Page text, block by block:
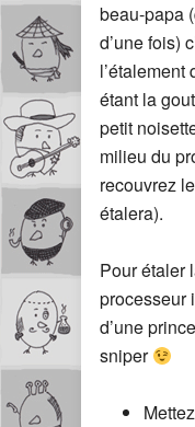
beau-papa
d’une fois)
l’étalement
étant la
petit
milieu du
recouvrez
étalera).
Pour étaler
processeur
d’une
sniper